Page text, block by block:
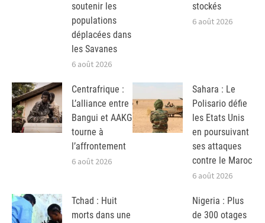
soutenir les
populations
déplacées dans
les Savanes
6 août 2026
stockés
6 août 2026
Centrafrique :
L’alliance entre
Bangui et AAKG
tourne à
l’affrontement
6 août 2026
Sahara : Le
Polisario défie
les Etats Unis
en poursuivant
ses attaques
contre le Maroc
6 août 2026
Tchad : Huit
morts dans une
Nigeria : Plus
de 300 otages